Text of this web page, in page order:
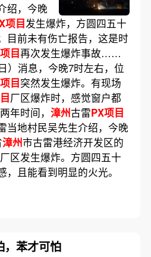
绍，今晚
项目发生爆炸，方圆四五十
目前未有伤亡报告，这是时
目再次发生爆炸事故……
）消息，今晚7时左右，位
目突然发生爆炸。有现场
厂区爆炸时，感觉窗户都
年时间， 漳州古雷PX项目
当地村民吴先生介绍，今晚
漳州市古雷港经济开发区的
区发生爆炸。方圆四五十
且能看到明显的火光。
，苯才可怕